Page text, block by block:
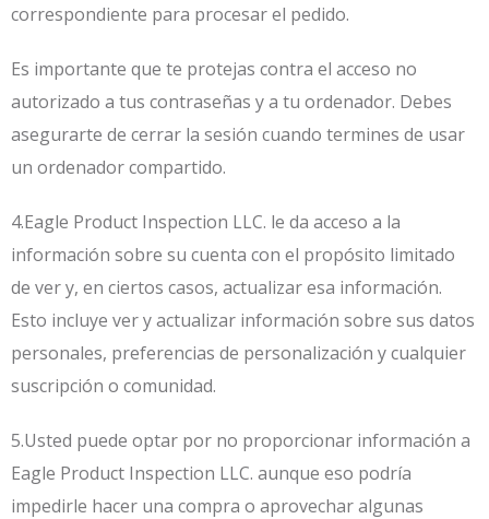
correspondiente para procesar el pedido.
Es importante que te protejas contra el acceso no
autorizado a tus contraseñas y a tu ordenador. Debes
asegurarte de cerrar la sesión cuando termines de usar
un ordenador compartido.
4.Eagle Product Inspection LLC. le da acceso a la
información sobre su cuenta con el propósito limitado
de ver y, en ciertos casos, actualizar esa información.
Esto incluye ver y actualizar información sobre sus datos
personales, preferencias de personalización y cualquier
suscripción o comunidad.
5.Usted puede optar por no proporcionar información a
Eagle Product Inspection LLC. aunque eso podría
impedirle hacer una compra o aprovechar algunas